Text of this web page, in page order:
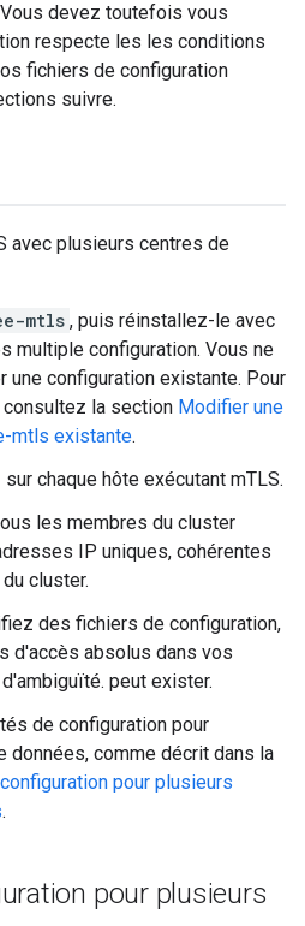
devez toutefois vous
respecte les les conditions
fichiers de configuration
suivre.
avec plusieurs centres de
mtls , puis réinstallez-le avec
multiple configuration. Vous ne
une configuration existante. Pour
la section Modifier une
mtls existante.
chaque hôte exécutant mTLS.
les membres du cluster
IP uniques, cohérentes
cluster.
des fichiers de configuration,
d'accès absolus dans vos
peut exister.
de configuration pour
données, comme décrit dans la
pour plusieurs
.
pour plusieurs